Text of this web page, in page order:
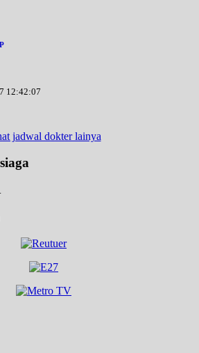
12:42:07
jadwal dokter lainya